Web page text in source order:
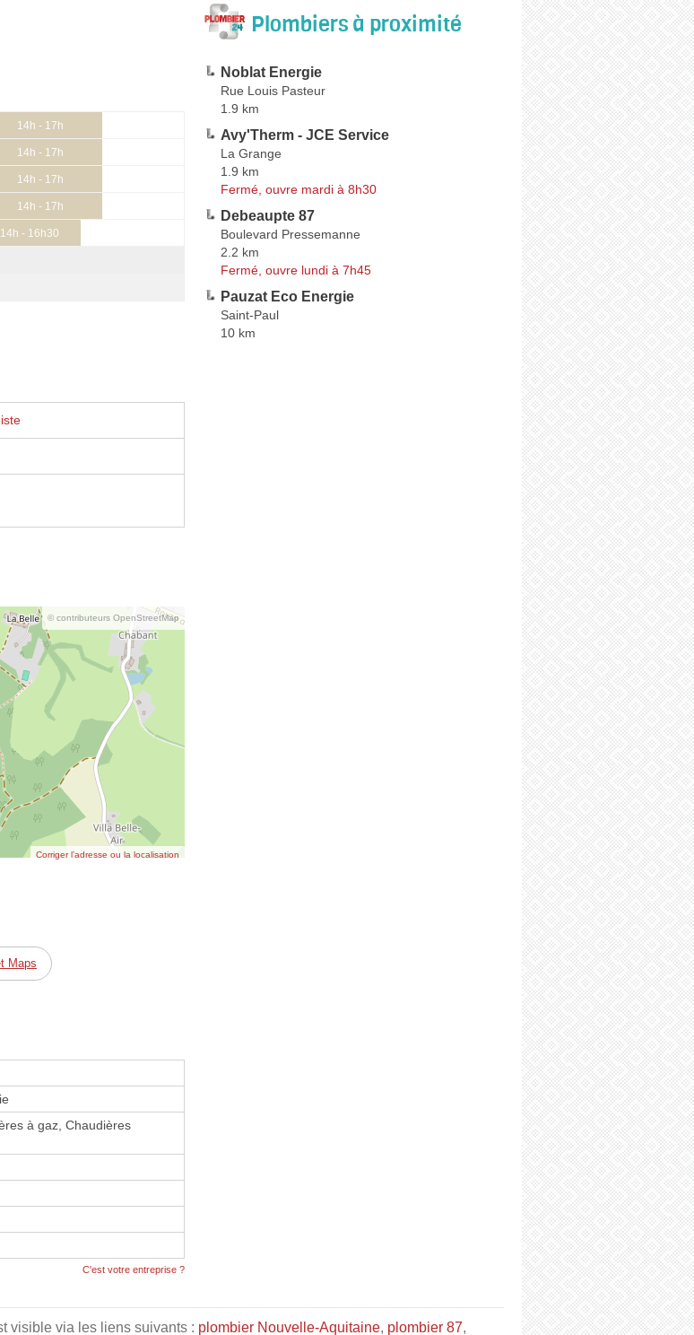
14h - 17h
14h - 17h
14h - 17h
14h - 17h
14h - 16h30
© contributeurs OpenStreetMap
Corriger l’adresse ou la localisation
Maps
à gaz, Chaudières
C'est votre entreprise ?
Plombiers à proximité
Noblat Energie
Rue Louis Pasteur
1.9 km
Avy'Therm - JCE Service
La Grange
1.9 km
Fermé, ouvre mardi à 8h30
Debeaupte 87
Boulevard Pressemanne
2.2 km
Fermé, ouvre lundi à 7h45
Pauzat Eco Energie
Saint-Paul
10 km
visible via les liens suivants : plombier Nouvelle-Aquitaine, plombier 87,